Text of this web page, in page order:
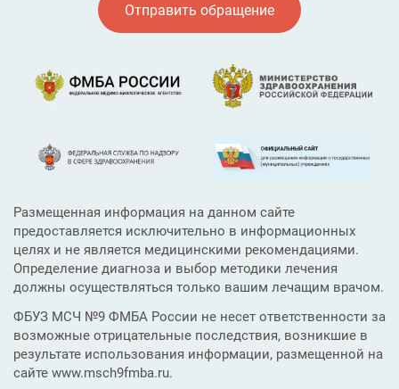
Отправить обращение
Размещенная информация на данном сайте
предоставляется исключительно в информационных
целях и не является медицинскими рекомендациями.
Определение диагноза и выбор методики лечения
должны осуществляться только вашим лечащим врачом.
ФБУЗ МСЧ №9 ФМБА России не несет ответственности за
возможные отрицательные последствия, возникшие в
результате использования информации, размещенной на
сайте www.msch9fmba.ru.